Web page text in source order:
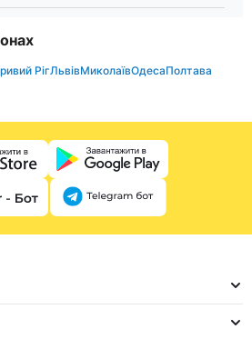
РігЛьвівМиколаївОдесаПолтава